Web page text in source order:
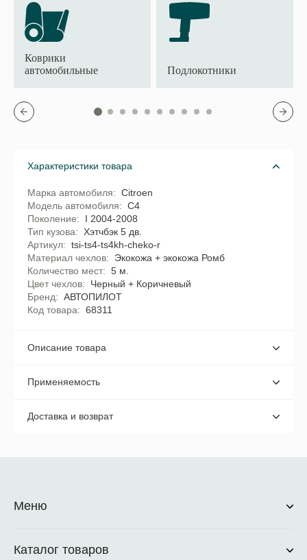
Коврики
автомобильные
Подлокотники
Характеристики товара
Марка автомобиля
Citroen
Модель автомобиля
C4
Поколение
I 2004-2008
Тип кузова
Хэтчбэк 5 дв.
Артикул
tsi-ts4-ts4kh-cheko-r
Материал чехлов
Экокожа + экокожа Ромб
Количество мест
5 м.
Цвет чехлов
Черный + Коричневый
Бренд
АВТОПИЛОТ
Код товара
68311
Описание товара
Применяемость
Доставка и возврат
Меню
Каталог товаров